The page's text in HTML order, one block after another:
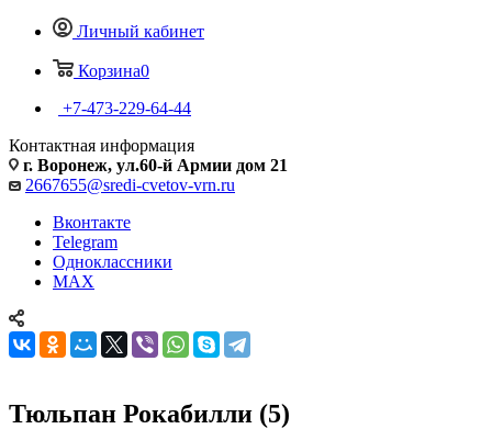
Личный кабинет
Корзина0
+7-473-229-64-44
Контактная информация
г. Воронеж, ул.60-й Армии дом 21
2667655@sredi-cvetov-vrn.ru
Вконтакте
Telegram
Одноклассники
MAX
Тюльпан Рокабилли (5)